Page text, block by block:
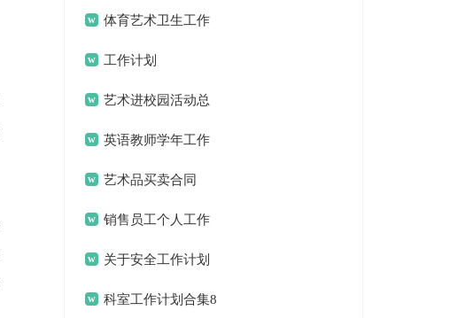
绍 体育艺术卫生工作
总结工作计划
艺术进校园活动总
结合集8篇
英语教师学年工作
计划艺术品买卖合同
销售员工个人工作
计划关于安全工作计划
锦集十篇
科室工作计划合集8